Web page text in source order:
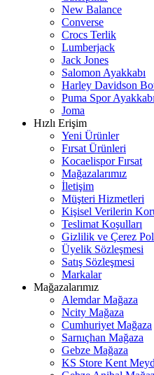
New Balance
Converse
Crocs Terlik
Lumberjack
Jack Jones
Salomon Ayakkabı
Harley Davidson
Puma Spor Ayakkabı
Joma
Hızlı Erişim
Yeni Ürünler
Fırsat Ürünleri
Kocaelispor Fırsat
Mağazalarımız
İletişim
Müşteri Hizmetleri
Kişisel Verilerin
Teslimat Koşulları
Gizlilik ve Çerez
Üyelik Sözleşmesi
Satış Sözleşmesi
Markalar
Mağazalarımız
Alemdar Mağaza
Ncity Mağaza
Cumhuriyet Mağaza
Sarnıçhan Mağaza
Gebze Mağaza
KS Store Kent